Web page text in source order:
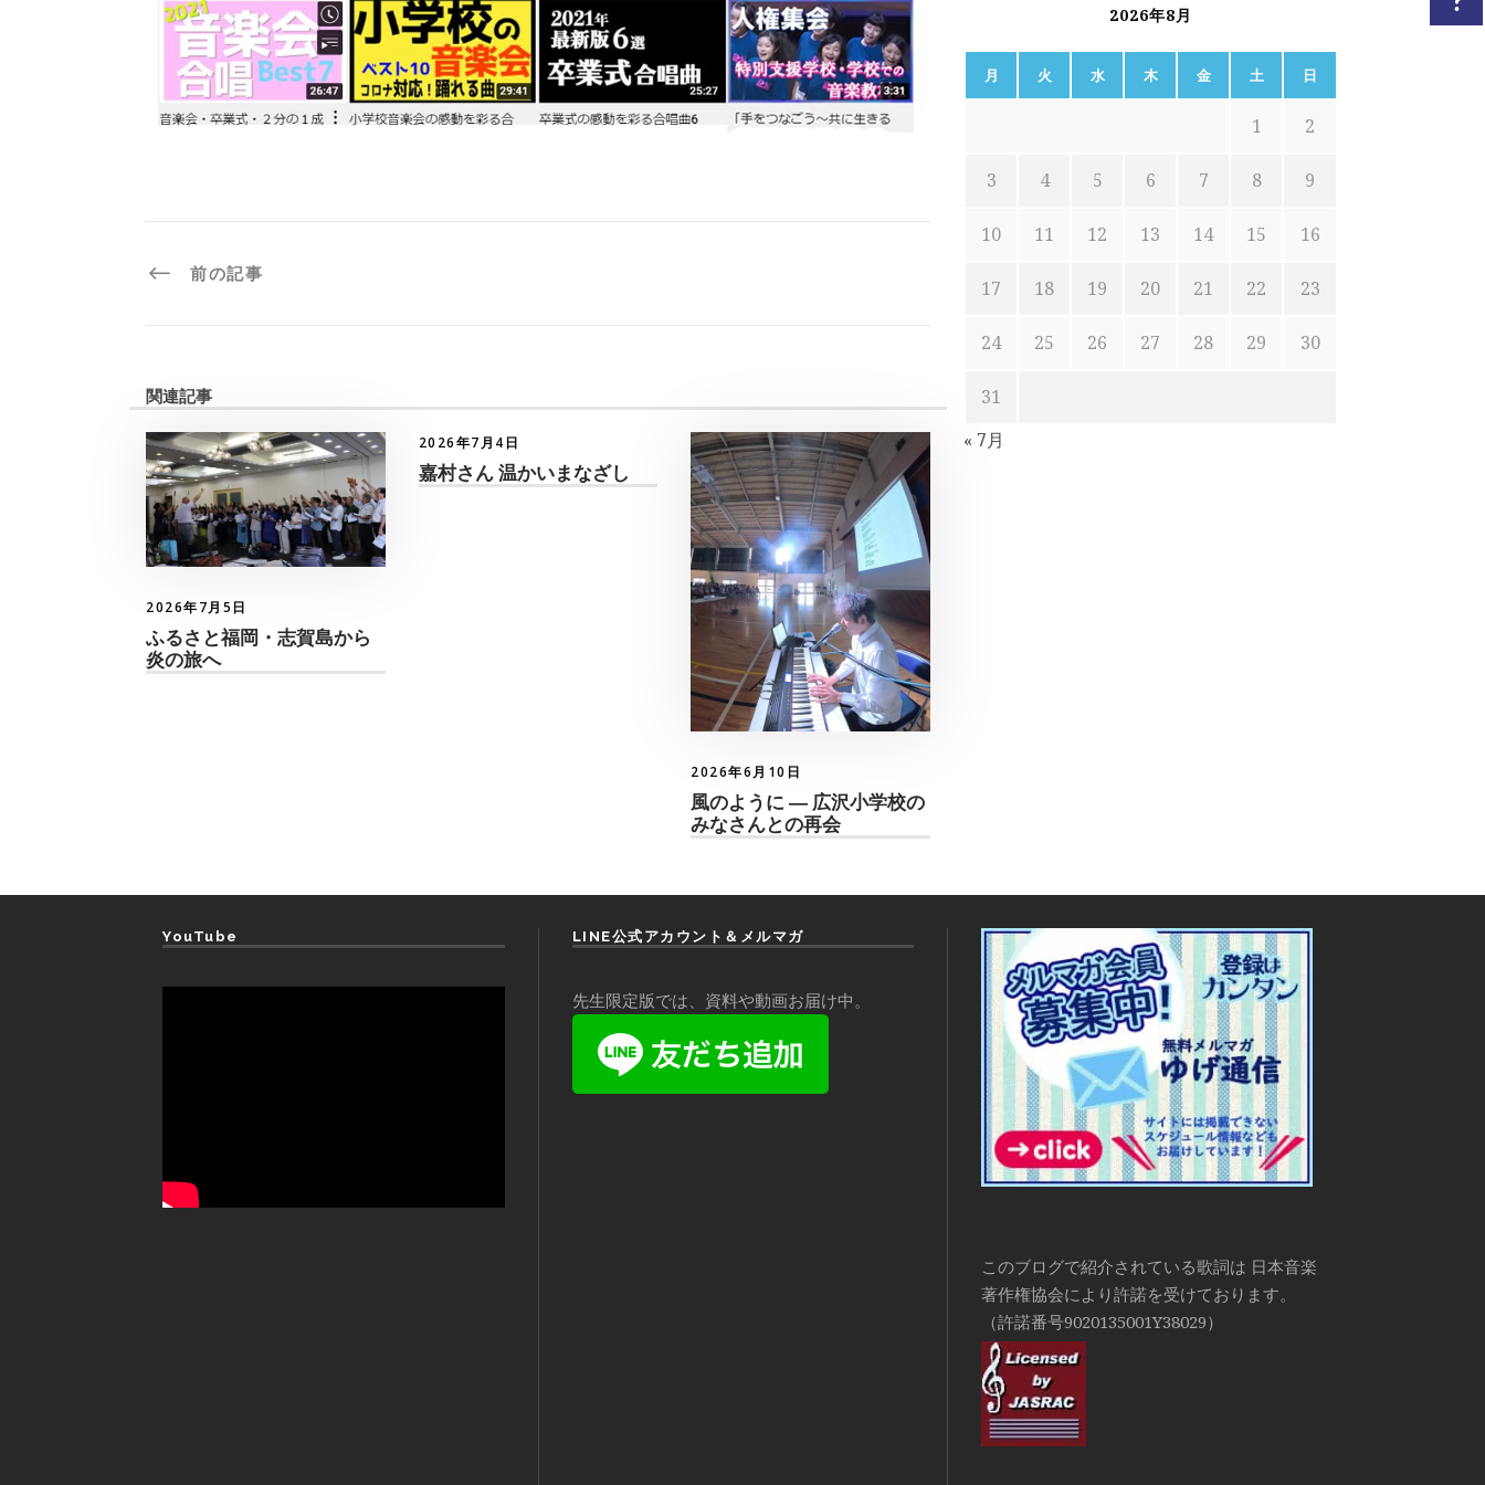
前の記事
関連記事
2026年7月5日
ふるさと福岡・志賀島から
炎の旅へ
2026年7月4日
嘉村さん 温かいまなざし
2026年6月10日
風のように ― 広沢小学校の
みなさんとの再会
2026年8月
月 火 水 木 金 土 日
1 2
3 4 5 6 7 8 9
10 11 12 13 14 15 16
17 18 19 20 21 22 23
24 25 26 27 28 29 30
31
« 7月
YouTube LINE公式アカウント＆メルマガ
先生限定版では、資料や動画お届け中。
このブログで紹介されている歌詞は 日本音楽
著作権協会により許諾を受けております。
（許諾番号9020135001Y38029）